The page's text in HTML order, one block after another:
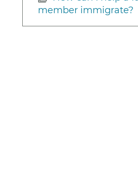
member immigrate?